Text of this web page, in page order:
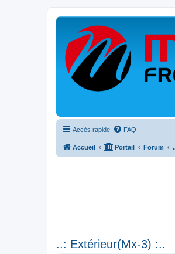
Accès rapide FAQ
Accueil Portail Forum
..: Extérieur(Mx-3) :..